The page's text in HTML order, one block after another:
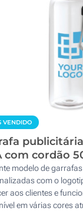
VENDIDO
com cordão
modelo de
com o
aos clientes e
em várias cores